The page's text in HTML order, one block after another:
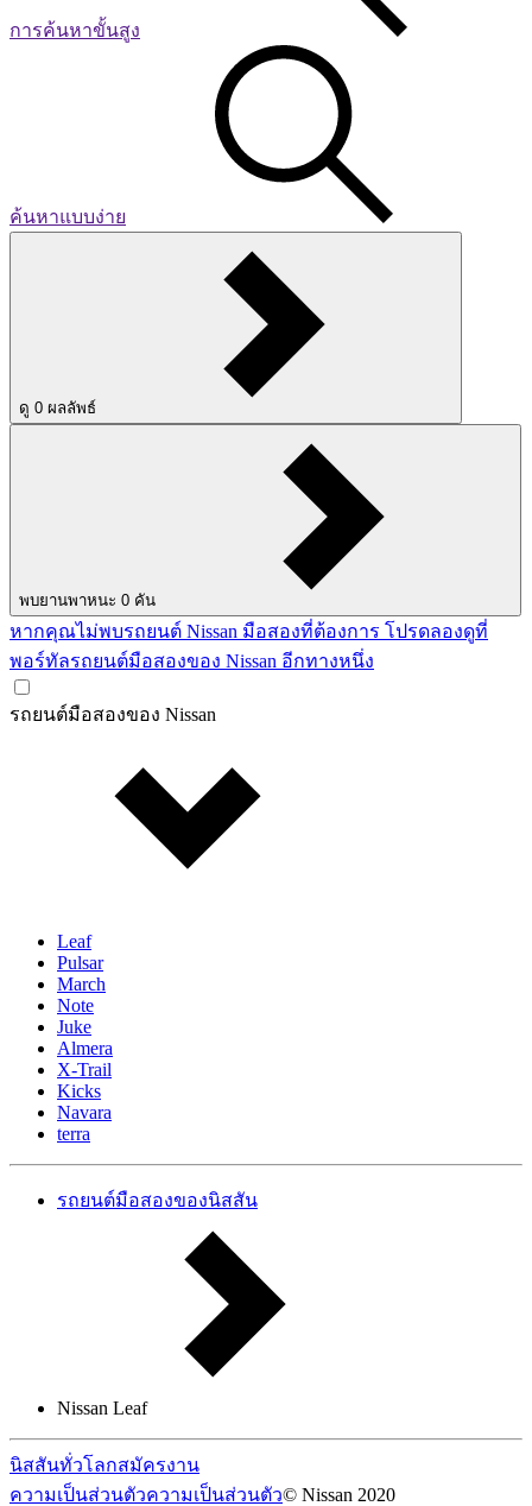
การค้นหาขั้นสูง
ค้นหาแบบง่าย
ดู 0 ผลลัพธ์
พบยานพาหนะ 0 คัน
หากคุณไม่พบรถยนต์ Nissan มือสองที่ต้องการ โปรดลองดูที่
พอร์ทัลรถยนต์มือสองของ Nissan อีกทางหนึ่ง
รถยนต์มือสองของ Nissan
Leaf
Pulsar
March
Note
Juke
Almera
X-Trail
Kicks
Navara
terra
รถยนต์มือสองของนิสสัน
Nissan Leaf
นิสสันทั่วโลกสมัครงาน
ความเป็นส่วนตัวความเป็นส่วนตัว© Nissan 2020